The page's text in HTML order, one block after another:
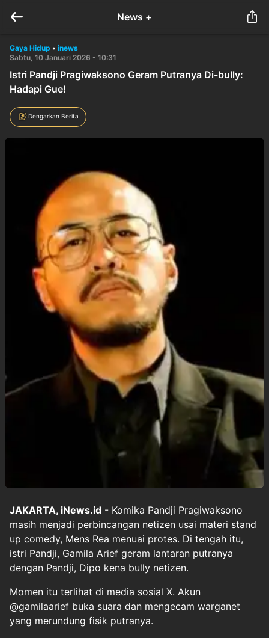
News +
Gaya Hidup • inews
Sabtu, 10 Januari 2026 - 10:31
Istri Pandji Pragiwaksono Geram Putranya Di-bully:
Hadapi Gue!
Dengarkan Berita
JAKARTA, iNews.id - Komika Pandji Pragiwaksono
masih menjadi perbincangan netizen usai materi stand
up comedy, Mens Rea menuai protes. Di tengah itu,
istri Pandji, Gamila Arief geram lantaran putranya
dengan Pandji, Dipo kena bully netizen.
Momen itu terlihat di media sosial X. Akun
@gamilaarief buka suara dan mengecam warganet
yang merundung fisik putranya.